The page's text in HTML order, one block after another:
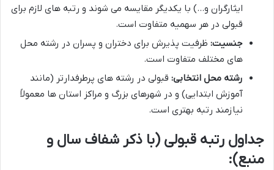
ایثارگران و…) با یکدیگر مقایسه می شوند و رتبه های لازم برای
قبولی در هر سهمیه متفاوت است.
جنسیت: ظرفیت پذیرش برای دختران و پسران در رشته محل
های مختلف متفاوت است.
رشته محل انتخابی: قبولی در رشته های پرطرفدارتر (مانند
آموزش ابتدایی) و در شهرهای بزرگ و مراکز استان ها معمولاً
نیازمند رتبه بهتری است.
جداول رتبه قبولی (با ذکر شفاف سال و
منبع):